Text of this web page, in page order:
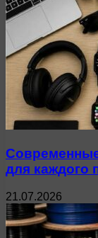
для каждого
21.07.2026